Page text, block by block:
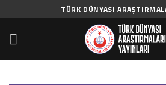
to
content
TÜRK DÜNYASI